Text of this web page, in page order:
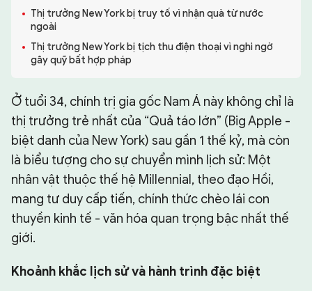
VỤ ÁN NỔI TIẾNG
Thị trưởng New York bị truy tố vì nhận quà từ nước
ngoài
Thị trưởng New York bị tịch thu điện thoại vì nghi ngờ
gây quỹ bất hợp pháp
Ở tuổi 34, chính trị gia gốc Nam Á này không chỉ là
thị trưởng trẻ nhất của “Quả táo lớn” (Big Apple -
biệt danh của New York) sau gần 1 thế kỷ, mà còn
là biểu tượng cho sự chuyển mình lịch sử: Một
nhân vật thuộc thế hệ Millennial, theo đạo Hồi,
mang tư duy cấp tiến, chính thức chèo lái con
thuyền kinh tế - văn hóa quan trọng bậc nhất thế
giới.
Khoảnh khắc lịch sử và hành trình đặc biệt